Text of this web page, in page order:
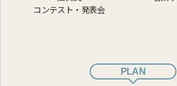
コンテスト・発表会
PLAN